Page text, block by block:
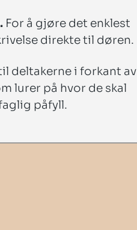
For å gjøre det enklest
direkte til døren.
deltakerne i forkant av
lurer på hvor de skal
påfyll.